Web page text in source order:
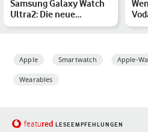
Samsung Galaxy Watch
Ultra2: Die neue
Outdoor-Sensation?
Apple Smartwatch Apple-
Wearables
featured LESEEMPFEHLUNGEN